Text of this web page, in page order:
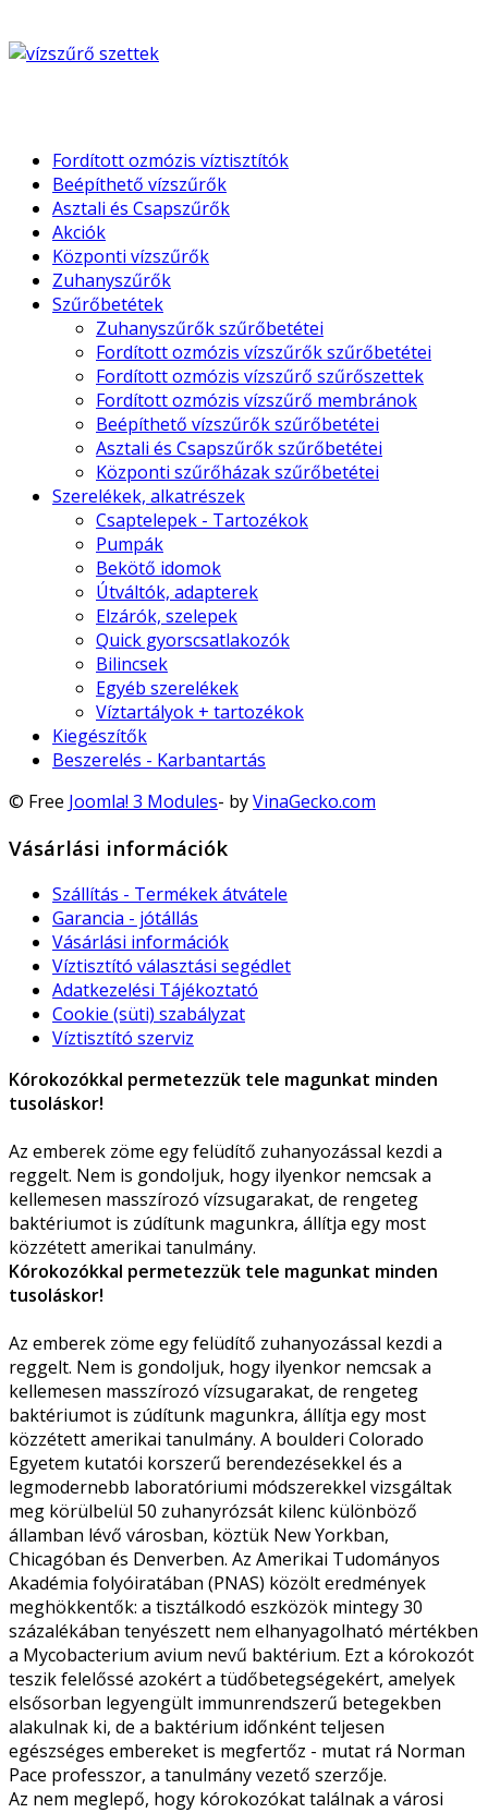
Fordított ozmózis víztisztítók
Beépíthető vízszűrők
Asztali és Csapszűrők
Akciók
Központi vízszűrők
Zuhanyszűrők
Szűrőbetétek
Zuhanyszűrők szűrőbetétei
Fordított ozmózis vízszűrők szűrőbetétei
Fordított ozmózis vízszűrő szűrőszettek
Fordított ozmózis vízszűrő membránok
Beépíthető vízszűrők szűrőbetétei
Asztali és Csapszűrők szűrőbetétei
Központi szűrőházak szűrőbetétei
Szerelékek, alkatrészek
Csaptelepek - Tartozékok
Pumpák
Bekötő idomok
Útváltók, adapterek
Elzárók, szelepek
Quick gyorscsatlakozók
Bilincsek
Egyéb szerelékek
Víztartályok + tartozékok
Kiegészítők
Beszerelés - Karbantartás
© Free Joomla! 3 Modules- byVinaGecko.com
Vásárlási információk
Szállítás - Termékek átvátele
Garancia - jótállás
Vásárlási információk
Víztisztító választási segédlet
Adatkezelési Tájékoztató
Cookie (süti) szabályzat
Víztisztító szerviz
Kórokozókkal permetezzük tele magunkat minden
tusoláskor!
Az emberek zöme egy felüdítő zuhanyozással kezdi a
reggelt. Nem is gondoljuk, hogy ilyenkor nemcsak a
kellemesen masszírozó vízsugarakat, de rengeteg
baktériumot is zúdítunk magunkra, állítja egy most
közzétett amerikai tanulmány.
Kórokozókkal permetezzük tele magunkat minden
tusoláskor!
Az emberek zöme egy felüdítő zuhanyozással kezdi a
reggelt. Nem is gondoljuk, hogy ilyenkor nemcsak a
kellemesen masszírozó vízsugarakat, de rengeteg
baktériumot is zúdítunk magunkra, állítja egy most
közzétett amerikai tanulmány. A boulderi Colorado
Egyetem kutatói korszerű berendezésekkel és a
legmodernebb laboratóriumi módszerekkel vizsgáltak
meg körülbelül 50 zuhanyrózsát kilenc különböző
államban lévő városban, köztük New Yorkban,
Chicagóban és Denverben. Az Amerikai Tudományos
Akadémia folyóiratában (PNAS) közölt eredmények
meghökkentők: a tisztálkodó eszközök mintegy 30
százalékában tenyészett nem elhanyagolható mértékben
a Mycobacterium avium nevű baktérium. Ezt a kórokozót
teszik felelőssé azokért a tüdőbetegségekért, amelyek
elsősorban legyengült immunrendszerű betegekben
alakulnak ki, de a baktérium időnként teljesen
egészséges embereket is megfertőz - mutat rá Norman
Pace professzor, a tanulmány vezető szerzője.
Az nem meglepő, hogy kórokozókat találnak a városi